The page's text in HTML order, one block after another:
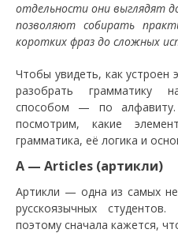
отдельности они выглядят
позволяют собирать
коротких фраз до сложных
Чтобы увидеть, как устроен
разобрать грамматику
способом — по
посмотрим, какие
грамматика, её логика и
A — Articles (артикли)
Артикли — одна из самых
русскоязычных
поэтому сначала кажется,